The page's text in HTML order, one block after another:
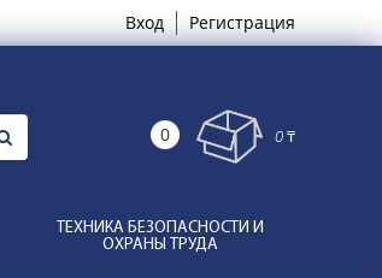
Вход Регистрация
0 0 ₸
ТЕХНИКА БЕЗОПАСНОСТИ И
ОХРАНЫ ТРУДА